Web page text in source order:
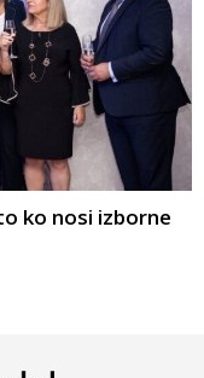
ko nosi izborne